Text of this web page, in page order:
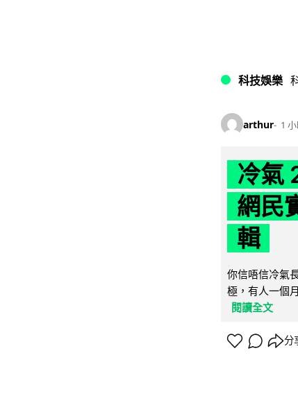
科技娛樂
arthur 1
冷氣
網民
輯
你信唔信冷氣
極，有人一個
閱讀全文
分